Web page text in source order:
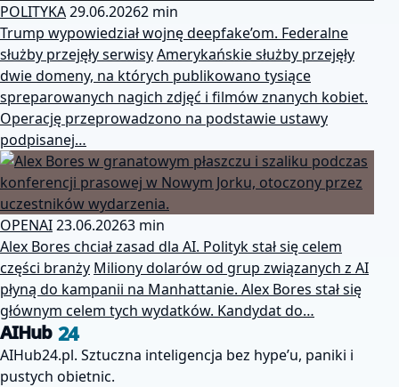
POLITYKA29.06.20262 min
Trump wypowiedział wojnę deepfake’om. Federalne
służby przejęły serwisyAmerykańskie służby przejęły
dwie domeny, na których publikowano tysiące
spreparowanych nagich zdjęć i filmów znanych kobiet.
Operację przeprowadzono na podstawie ustawy
podpisanej…
OPENAI23.06.20263 min
Alex Bores chciał zasad dla AI. Polityk stał się celem
części branży Miliony dolarów od grup związanych z AI
płyną do kampanii na Manhattanie. Alex Bores stał się
głównym celem tych wydatków. Kandydat do…
AIHub 24
AIHub24.pl. Sztuczna inteligencja bez hype’u, paniki i
pustych obietnic.